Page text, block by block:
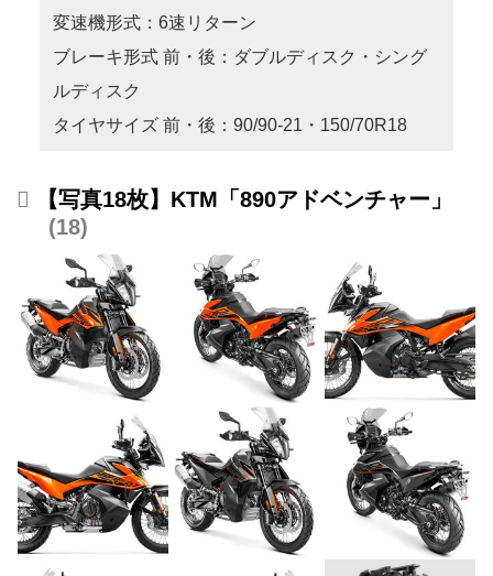
変速機形式：6速リターン
ブレーキ形式 前・後：ダブルディスク・シング
ルディスク
タイヤサイズ 前・後：90/90-21・150/70R18
【写真18枚】KTM「890アドベンチャー」
18